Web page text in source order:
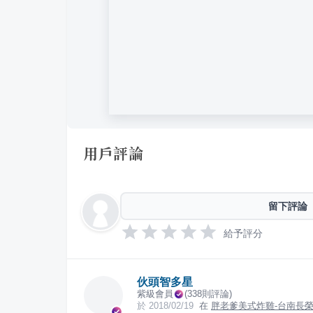
用戶評論
留下評論
給予評分
伙頭智多星
紫級會員 (338則評論)
於 2018/02/19 在 胖老爹美式炸雞-台南長